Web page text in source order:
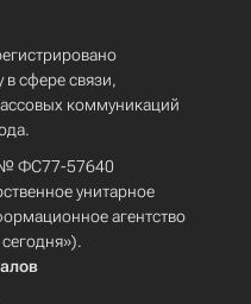
сфере связи,
коммуникаций
№ ФС77-57640
унитарное
агентство